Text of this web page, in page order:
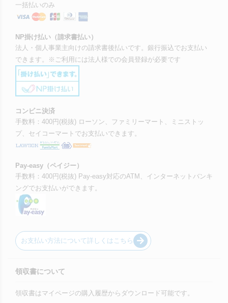
一括払いのみ
NP掛け払い（請求書払い）
法人・個人事業主向けの請求書後払いです。銀行振込でお支払い
できます。※ご利用には法人様での会員登録が必要です
コンビニ決済
手数料：400円(税抜) ローソン、ファミリーマート、ミニストッ
プ、セイコーマートでお支払いできます。
Pay-easy（ペイジー）
手数料：400円(税抜) Pay-easy対応のATM、インターネットバンキ
ングでお支払いができます。
お支払い方法について詳しくはこちら
領収書について
領収書はマイページの購入履歴からダウンロード可能です。